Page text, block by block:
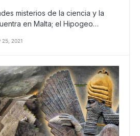
misterios de la ciencia y la
en Malta; el Hipogeo…
25, 2021